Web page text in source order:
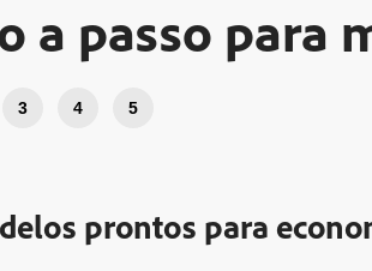
a passo para
3 4 5
prontos para